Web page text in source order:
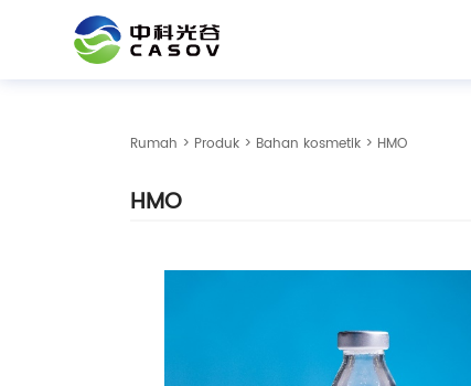
Rumah > Produk> Bahan kosmetik> HMO
HMO